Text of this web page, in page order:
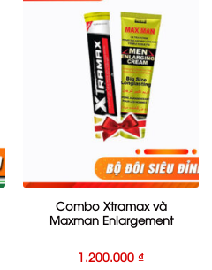
Combo Xtramax và
Maxman Enlargement
1.200.000 ₫